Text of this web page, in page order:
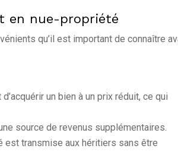
en nue-propriété
qu’il est important de connaître
un bien à un prix réduit, ce qui
source de revenus supplémentaires.
est transmise aux héritiers sans être